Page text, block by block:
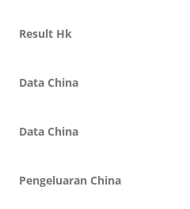
Result Hk
Data China
Data China
Pengeluaran China